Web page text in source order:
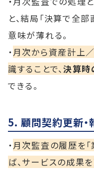
と、結局「決算で全
意味が薄れる。
・ 月次から資産計上
識することで、 決算時
できる。
5. 顧問契約更新・
・月次監査の履歴を
ば、サービスの成果